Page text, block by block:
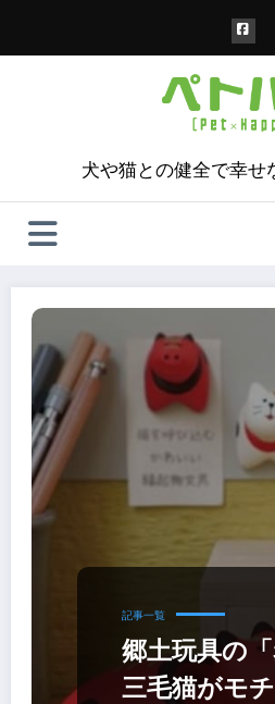
犬や猫との健全で幸せ
記事一覧
郷土玩具の
三毛猫がモ